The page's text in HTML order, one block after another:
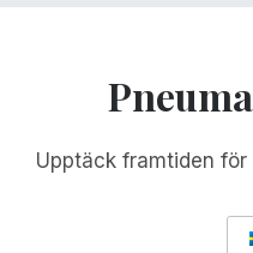
Upptäck framtiden